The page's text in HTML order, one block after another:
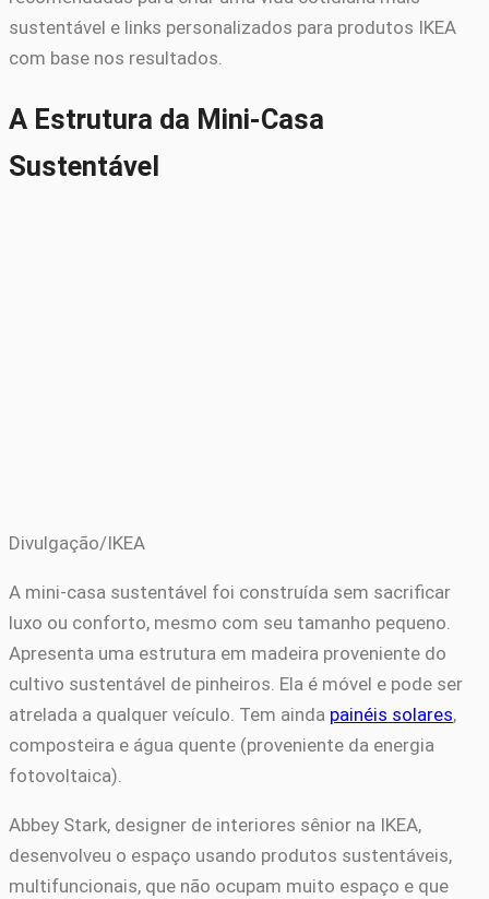
sustentável e links personalizados para produtos IKEA
com base nos resultados.
A Estrutura da Mini-Casa
Sustentável
Divulgação/IKEA
A mini-casa sustentável foi construída sem sacrificar
luxo ou conforto, mesmo com seu tamanho pequeno.
Apresenta uma estrutura em madeira proveniente do
cultivo sustentável de pinheiros. Ela é móvel e pode ser
atrelada a qualquer veículo. Tem ainda painéis solares,
composteira e água quente (proveniente da energia
fotovoltaica).
Abbey Stark, designer de interiores sênior na IKEA,
desenvolveu o espaço usando produtos sustentáveis,
multifuncionais, que não ocupam muito espaço e que